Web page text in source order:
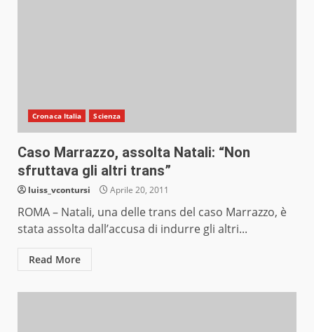
Cronaca Italia Scienza
Caso Marrazzo, assolta Natali: “Non
sfruttava gli altri trans”
luiss_vcontursi Aprile 20, 2011
ROMA – Natali, una delle trans del caso Marrazzo, è
stata assolta dall’accusa di indurre gli altri...
Read More